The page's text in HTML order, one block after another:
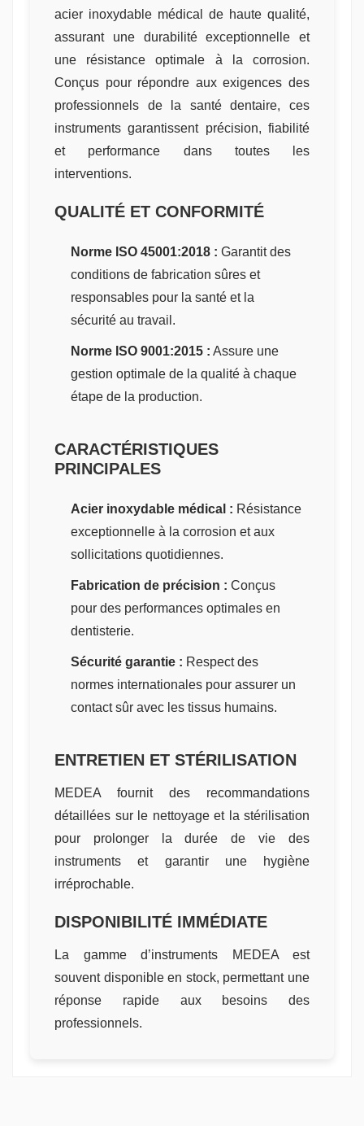
acier inoxydable médical de haute qualité,
assurant une durabilité exceptionnelle et
une résistance optimale à la corrosion.
Conçus pour répondre aux exigences des
professionnels de la santé dentaire, ces
instruments garantissent précision, fiabilité
et performance dans toutes les
interventions.
QUALITÉ ET CONFORMITÉ
Norme ISO 45001:2018 : Garantit des
conditions de fabrication sûres et
responsables pour la santé et la
sécurité au travail.
Norme ISO 9001:2015 : Assure une
gestion optimale de la qualité à chaque
étape de la production.
CARACTÉRISTIQUES
PRINCIPALES
Acier inoxydable médical : Résistance
exceptionnelle à la corrosion et aux
sollicitations quotidiennes.
Fabrication de précision : Conçus
pour des performances optimales en
dentisterie.
Sécurité garantie : Respect des
normes internationales pour assurer un
contact sûr avec les tissus humains.
ENTRETIEN ET STÉRILISATION
MEDEA fournit des recommandations
détaillées sur le nettoyage et la stérilisation
pour prolonger la durée de vie des
instruments et garantir une hygiène
irréprochable.
DISPONIBILITÉ IMMÉDIATE
La gamme d’instruments MEDEA est
souvent disponible en stock, permettant une
réponse rapide aux besoins des
professionnels.